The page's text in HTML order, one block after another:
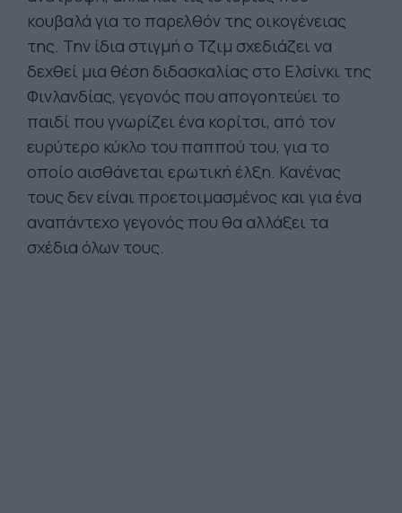
κουβαλά για το παρελθόν της οικογένειας
της. Την ίδια στιγμή ο Τζιμ σχεδιάζει να
δεχθεί μια θέση διδασκαλίας στο Ελσίνκι της
Φινλανδίας, γεγονός που απογοητεύει το
παιδί που γνωρίζει ένα κορίτσι, από τον
ευρύτερο κύκλο του παππού του, για το
οποίο αισθάνεται ερωτική έλξη. Κανένας
τους δεν είναι προετοιμασμένος και για ένα
αναπάντεχο γεγονός που θα αλλάξει τα
σχέδια όλων τους.